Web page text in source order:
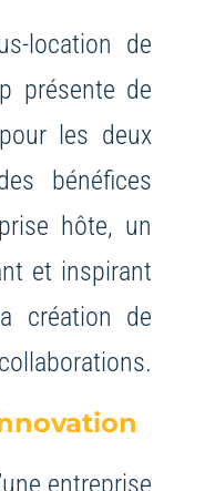
location de
présente de
les deux
bénéfices
hôte, un
et inspirant
création de
entreprise